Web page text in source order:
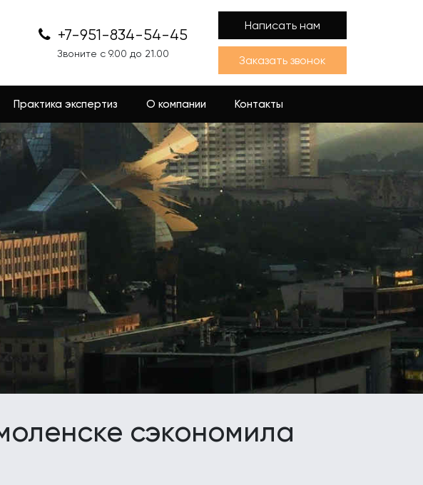
+7-951-834-54-45
Звоните с 9.00 до 21.00
Написать нам
Заказать звонок
Практика экспертиз О компании Контакты
сэкономила